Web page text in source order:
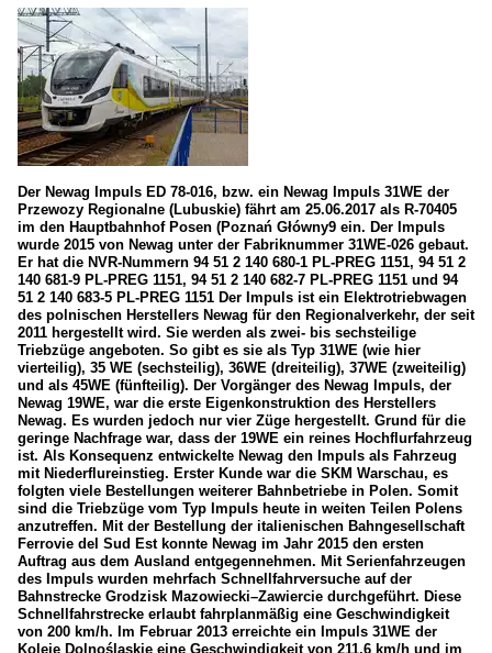
Der Newag Impuls ED 78-016, bzw. ein Newag Impuls 31WE der
Przewozy Regionalne (Lubuskie) fährt am 25.06.2017 als R-70405
im den Hauptbahnhof Posen (Poznań Główny9 ein. Der Impuls
wurde 2015 von Newag unter der Fabriknummer 31WE-026 gebaut.
Er hat die NVR-Nummern 94 51 2 140 680-1 PL-PREG 1151, 94 51 2
140 681-9 PL-PREG 1151, 94 51 2 140 682-7 PL-PREG 1151 und 94
51 2 140 683-5 PL-PREG 1151 Der Impuls ist ein Elektrotriebwagen
des polnischen Herstellers Newag für den Regionalverkehr, der seit
2011 hergestellt wird. Sie werden als zwei- bis sechsteilige
Triebzüge angeboten. So gibt es sie als Typ 31WE (wie hier
vierteilig), 35 WE (sechsteilig), 36WE (dreiteilig), 37WE (zweiteilig)
und als 45WE (fünfteilig). Der Vorgänger des Newag Impuls, der
Newag 19WE, war die erste Eigenkonstruktion des Herstellers
Newag. Es wurden jedoch nur vier Züge hergestellt. Grund für die
geringe Nachfrage war, dass der 19WE ein reines Hochflurfahrzeug
ist. Als Konsequenz entwickelte Newag den Impuls als Fahrzeug
mit Niederflureinstieg. Erster Kunde war die SKM Warschau, es
folgten viele Bestellungen weiterer Bahnbetriebe in Polen. Somit
sind die Triebzüge vom Typ Impuls heute in weiten Teilen Polens
anzutreffen. Mit der Bestellung der italienischen Bahngesellschaft
Ferrovie del Sud Est konnte Newag im Jahr 2015 den ersten
Auftrag aus dem Ausland entgegennehmen. Mit Serienfahrzeugen
des Impuls wurden mehrfach Schnellfahrversuche auf der
Bahnstrecke Grodzisk Mazowiecki–Zawiercie durchgeführt. Diese
Schnellfahrstrecke erlaubt fahrplanmäßig eine Geschwindigkeit
von 200 km/h. Im Februar 2013 erreichte ein Impuls 31WE der
Koleje Dolnośląskie eine Geschwindigkeit von 211,6 km/h und im